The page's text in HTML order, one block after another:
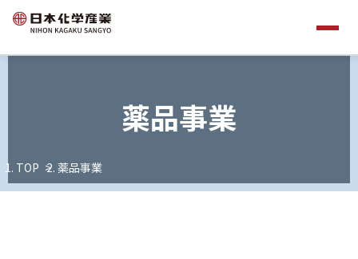
薬品事業
TOP 薬品事業